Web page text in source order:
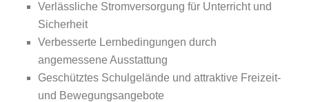
Verlässliche Stromversorgung für Unterricht und
Sicherheit
Verbesserte Lernbedingungen durch
angemessene Ausstattung
Geschütztes Schulgelände und attraktive Freizeit-
und Bewegungsangebote